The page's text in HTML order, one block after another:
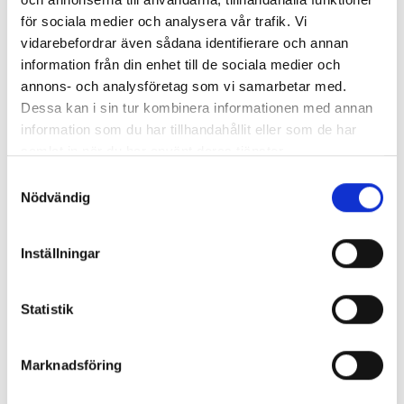
för sociala medier och analysera vår trafik. Vi
vidarebefordrar även sådana identifierare och annan
information från din enhet till de sociala medier och
annons- och analysföretag som vi samarbetar med.
Dessa kan i sin tur kombinera informationen med annan
information som du har tillhandahållit eller som de har
Nödvändig
Inställningar
Statistik
Marknadsföring